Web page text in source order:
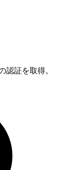
認証を取得。